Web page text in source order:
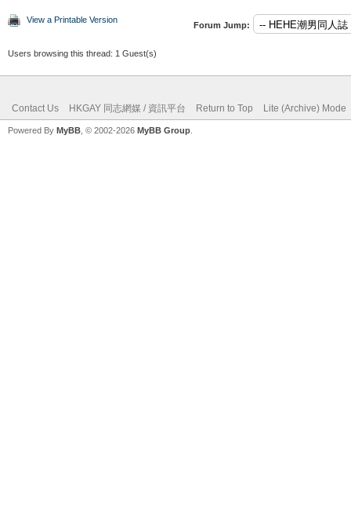
View a Printable Version
Forum Jump:
Users browsing this thread: 1 Guest(s)
Contact Us HKGAY 同志網媒 / 資訊平台 Return to Top Lite (Archive) Mode
Powered By MyBB , © 2002-2026 MyBB Group